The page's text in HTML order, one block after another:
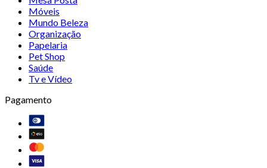
Móveis
Mundo Beleza
Organização
Papelaria
Pet Shop
Saúde
Tv e Vídeo
Pagamento